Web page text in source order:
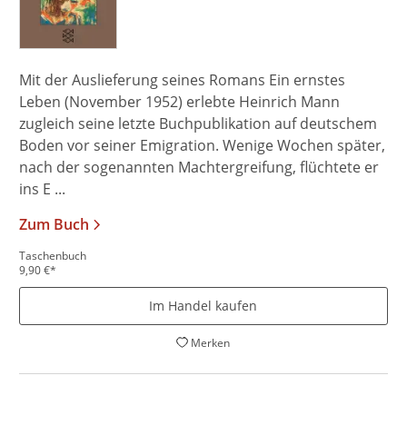
Mit der Auslieferung seines Romans Ein ernstes
Leben (November 1952) erlebte Heinrich Mann
zugleich seine letzte Buchpublikation auf deutschem
Boden vor seiner Emigration. Wenige Wochen später,
nach der sogenannten Machtergreifung, flüchtete er
ins E ...
Zum Buch
Taschenbuch
9,90€*
Im Handel kaufen
Merken